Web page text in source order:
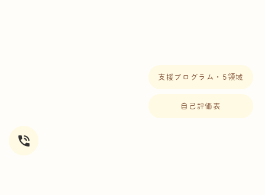
phone_in_talk
支援プログラム・5領域
自己評価表